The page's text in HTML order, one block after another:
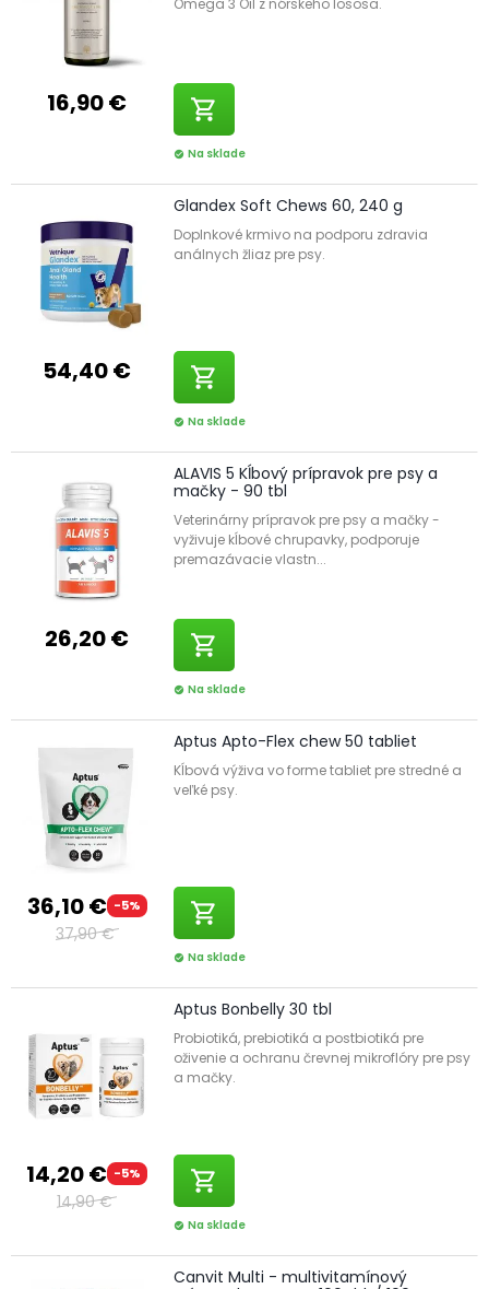
16,90 € shopping_cart
check_circle Na sklade
54,40 €
Glandex Soft Chews 60, 240 g
Doplnkové krmivo na podporu zdravia
análnych žliaz pre psy.
shopping_cart
check_circle Na sklade
26,20 €
ALAVIS 5 Kĺbový prípravok pre psy a
mačky - 90 tbl
Veterinárny prípravok pre psy a mačky -
vyživuje kĺbové chrupavky, podporuje
premazávacie vlastn...
shopping_cart
check_circle Na sklade
36,10 € -5%
37,90 €
Aptus Apto-Flex chew 50 tabliet
Kĺbová výživa vo forme tabliet pre stredné a
veľké psy.
shopping_cart
check_circle Na sklade
14,20 € -5%
14,90 €
Aptus Bonbelly 30 tbl
Probiotiká, prebiotiká a postbiotiká pre
oživenie a ochranu črevnej mikroflóry pre psy
a mačky.
shopping_cart
check_circle Na sklade
Canvit Multi - multivitamínový